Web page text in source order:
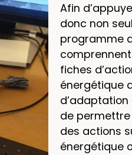
Afin
donc non
programme
fiches
énergétique
de
des actions
énergétique